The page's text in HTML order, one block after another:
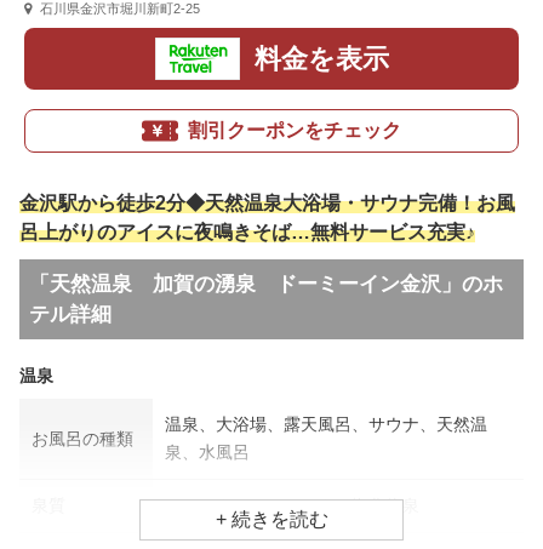
石川県金沢市堀川新町2-25
料金を表示
割引クーポンをチェック
金沢駅から徒歩2分◆天然温泉大浴場・サウナ完備！お風
呂上がりのアイスに夜鳴きそば…無料サービス充実♪
「天然温泉 加賀の湧泉 ドーミーイン金沢」のホ
テル詳細
温泉
お風呂の種類
温泉、大浴場、露天風呂、サウナ、天然温
泉、水風呂
ナトリウム・カルシウム塩化物泉